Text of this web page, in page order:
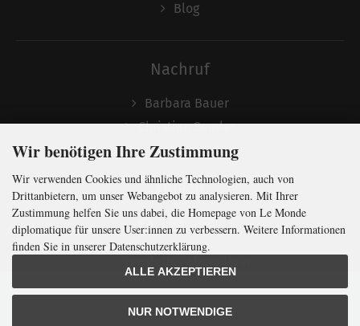
mit der weltweitgrößten
Blog
Nachruf
Barbara Bauer
Christian Semler
Folgen
Wir benötigen Ihre Zustimmung
Wir verwenden Cookies und ähnliche Technologien, auch von
Drittanbietern, um unser Webangebot zu analysieren. Mit Ihrer
Zustimmung helfen Sie uns dabei, die Homepage von Le Monde
diplomatique für unsere User:innen zu verbessern. Weitere Informationen
finden Sie in unserer Datenschutzerklärung.
ALLE AKZEPTIEREN
NUR NOTWENDIGE